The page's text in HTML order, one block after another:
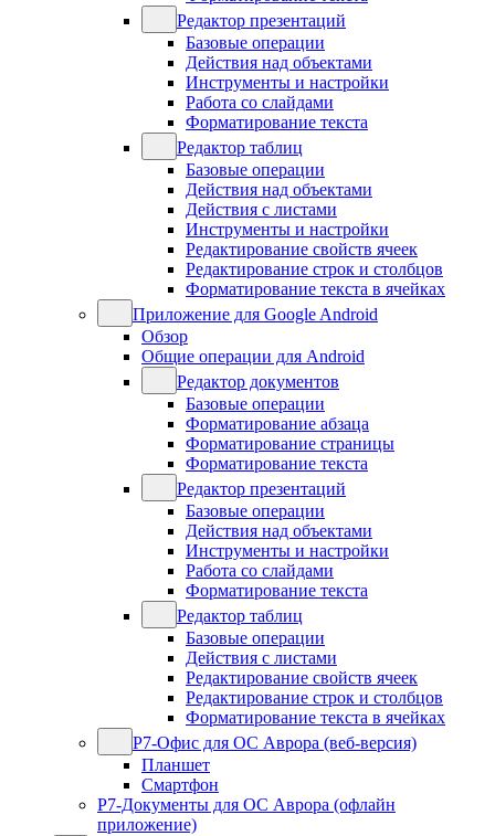
Редактор презентаций
Базовые операции
Действия над объектами
Инструменты и настройки
Работа со слайдами
Форматирование текста
Редактор таблиц
Базовые операции
Действия над объектами
Действия с листами
Инструменты и настройки
Редактирование свойств ячеек
Редактирование строк и столбцов
Форматирование текста в ячейках
Приложение для Google Android
Обзор
Общие операции для Android
Редактор документов
Базовые операции
Форматирование абзаца
Форматирование страницы
Форматирование текста
Редактор презентаций
Базовые операции
Действия над объектами
Инструменты и настройки
Работа со слайдами
Форматирование текста
Редактор таблиц
Базовые операции
Действия с листами
Редактирование свойств ячеек
Редактирование строк и столбцов
Форматирование текста в ячейках
Р7-Офис для ОС Аврора (веб-версия)
Планшет
Смартфон
Р7-Документы для ОС Аврора (офлайн
приложение)